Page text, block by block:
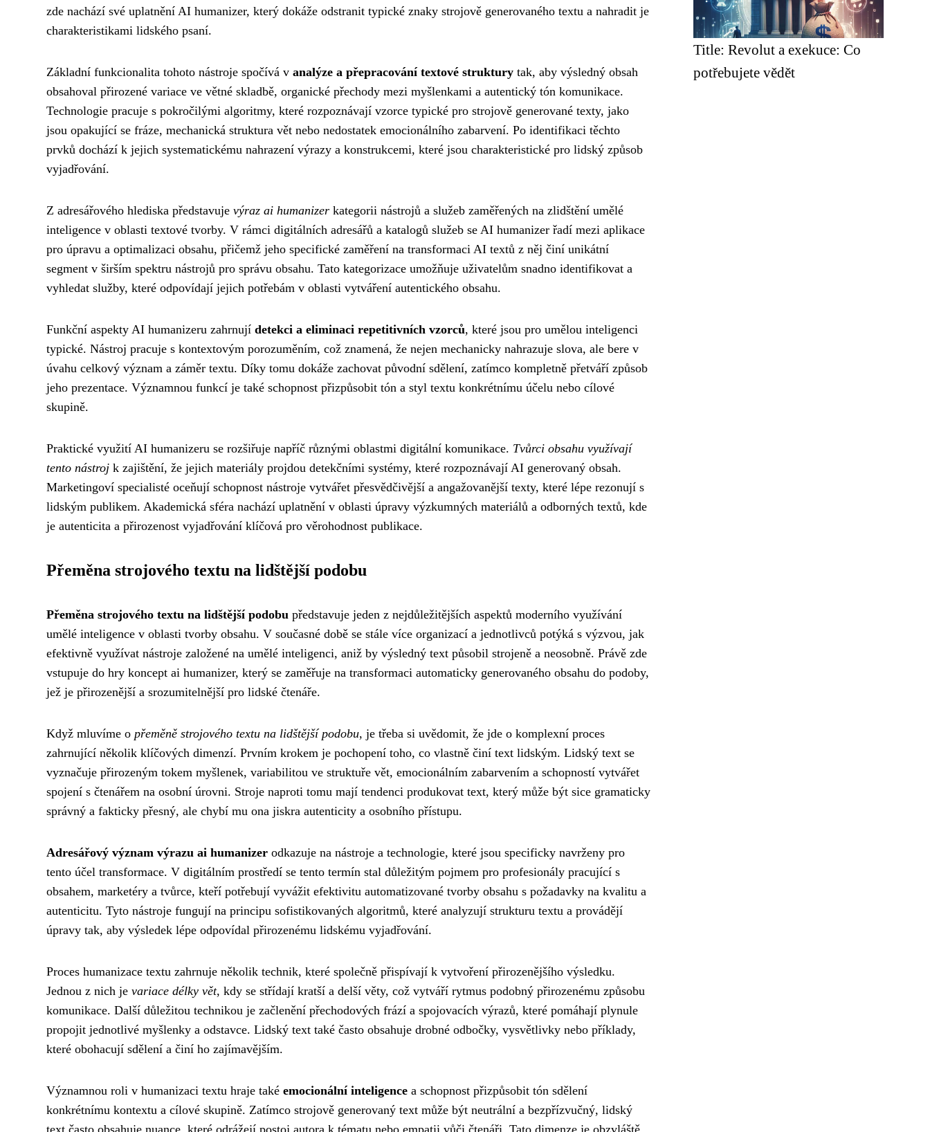
zde nachází své uplatnění AI humanizer, který dokáže odstranit typické znaky strojově generovaného textu a nahradit je
charakteristikami lidského psaní.
Základní funkcionalita tohoto nástroje spočívá v analýze a přepracování textové struktury tak, aby výsledný obsah
obsahoval přirozené variace ve větné skladbě, organické přechody mezi myšlenkami a autentický tón komunikace.
Technologie pracuje s pokročilými algoritmy, které rozpoznávají vzorce typické pro strojově generované texty, jako
jsou opakující se fráze, mechanická struktura vět nebo nedostatek emocionálního zabarvení. Po identifikaci těchto
prvků dochází k jejich systematickému nahrazení výrazy a konstrukcemi, které jsou charakteristické pro lidský způsob
vyjadřování.
Z adresářového hlediska představuje výraz ai humanizer kategorii nástrojů a služeb zaměřených na zlidštění umělé
inteligence v oblasti textové tvorby. V rámci digitálních adresářů a katalogů služeb se AI humanizer řadí mezi aplikace
pro úpravu a optimalizaci obsahu, přičemž jeho specifické zaměření na transformaci AI textů z něj činí unikátní
segment v širším spektru nástrojů pro správu obsahu. Tato kategorizace umožňuje uživatelům snadno identifikovat a
vyhledat služby, které odpovídají jejich potřebám v oblasti vytváření autentického obsahu.
Funkční aspekty AI humanizeru zahrnují detekci a eliminaci repetitivních vzorců, které jsou pro umělou inteligenci
typické. Nástroj pracuje s kontextovým porozuměním, což znamená, že nejen mechanicky nahrazuje slova, ale bere v
úvahu celkový význam a záměr textu. Díky tomu dokáže zachovat původní sdělení, zatímco kompletně přetváří způsob
jeho prezentace. Významnou funkcí je také schopnost přizpůsobit tón a styl textu konkrétnímu účelu nebo cílové
skupině.
Praktické využití AI humanizeru se rozšiřuje napříč různými oblastmi digitální komunikace. Tvůrci obsahu využívají
tento nástroj k zajištění, že jejich materiály projdou detekčními systémy, které rozpoznávají AI generovaný obsah.
Marketingoví specialisté oceňují schopnost nástroje vytvářet přesvědčivější a angažovanější texty, které lépe rezonují s
lidským publikem. Akademická sféra nachází uplatnění v oblasti úpravy výzkumných materiálů a odborných textů, kde
je autenticita a přirozenost vyjadřování klíčová pro věrohodnost publikace.
Přeměna strojového textu na lidštější podobu
Přeměna strojového textu na lidštější podobu představuje jeden z nejdůležitějších aspektů moderního využívání
umělé inteligence v oblasti tvorby obsahu. V současné době se stále více organizací a jednotlivců potýká s výzvou, jak
efektivně využívat nástroje založené na umělé inteligenci, aniž by výsledný text působil strojeně a neosobně. Právě zde
vstupuje do hry koncept ai humanizer, který se zaměřuje na transformaci automaticky generovaného obsahu do podoby,
jež je přirozenější a srozumitelnější pro lidské čtenáře.
Když mluvíme o přeměně strojového textu na lidštější podobu, je třeba si uvědomit, že jde o komplexní proces
zahrnující několik klíčových dimenzí. Prvním krokem je pochopení toho, co vlastně činí text lidským. Lidský text se
vyznačuje přirozeným tokem myšlenek, variabilitou ve struktuře vět, emocionálním zabarvením a schopností vytvářet
spojení s čtenářem na osobní úrovni. Stroje naproti tomu mají tendenci produkovat text, který může být sice gramaticky
správný a fakticky přesný, ale chybí mu ona jiskra autenticity a osobního přístupu.
Adresářový význam výrazu ai humanizer odkazuje na nástroje a technologie, které jsou specificky navrženy pro
tento účel transformace. V digitálním prostředí se tento termín stal důležitým pojmem pro profesionály pracující s
obsahem, marketéry a tvůrce, kteří potřebují vyvážit efektivitu automatizované tvorby obsahu s požadavky na kvalitu a
autenticitu. Tyto nástroje fungují na principu sofistikovaných algoritmů, které analyzují strukturu textu a provádějí
úpravy tak, aby výsledek lépe odpovídal přirozenému lidskému vyjadřování.
Proces humanizace textu zahrnuje několik technik, které společně přispívají k vytvoření přirozenějšího výsledku.
Jednou z nich je variace délky vět, kdy se střídají kratší a delší věty, což vytváří rytmus podobný přirozenému způsobu
komunikace. Další důležitou technikou je začlenění přechodových frází a spojovacích výrazů, které pomáhají plynule
propojit jednotlivé myšlenky a odstavce. Lidský text také často obsahuje drobné odbočky, vysvětlivky nebo příklady,
které obohacují sdělení a činí ho zajímavějším.
Významnou roli v humanizaci textu hraje také emocionální inteligence a schopnost přizpůsobit tón sdělení
konkrétnímu kontextu a cílové skupině. Zatímco strojově generovaný text může být neutrální a bezpřízvučný, lidský
Title: Revolut a exekuce: Co
potřebujete vědět